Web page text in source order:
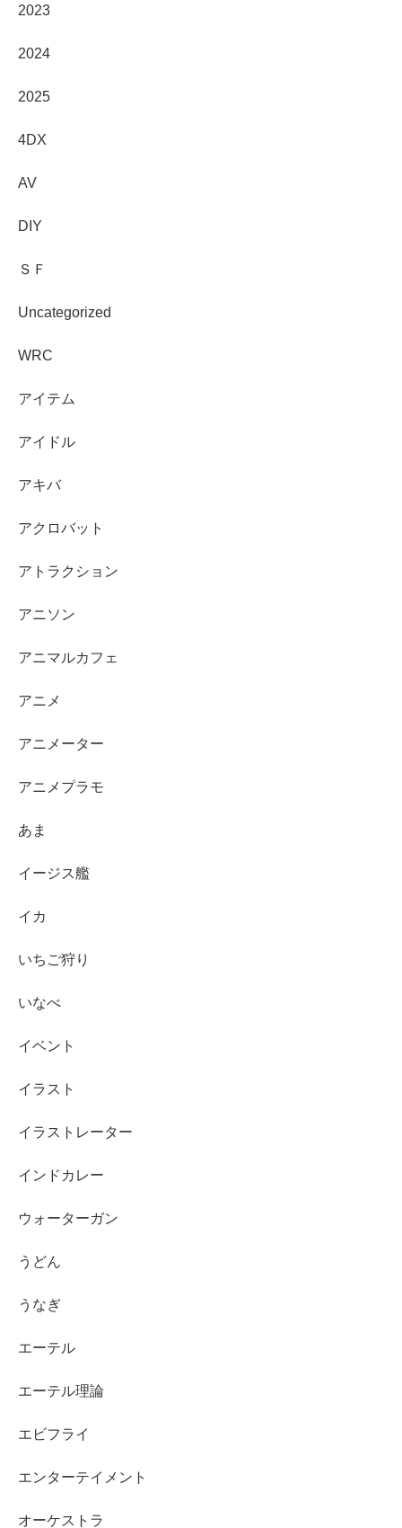
2023
2024
2025
4DX
AV
DIY
ＳＦ
Uncategorized
WRC
アイテム
アイドル
アキバ
アクロバット
アトラクション
アニソン
アニマルカフェ
アニメ
アニメーター
アニメプラモ
あま
イージス艦
イカ
いちご狩り
いなべ
イベント
イラスト
イラストレーター
インドカレー
ウォーターガン
うどん
うなぎ
エーテル
エーテル理論
エビフライ
エンターテイメント
オーケストラ